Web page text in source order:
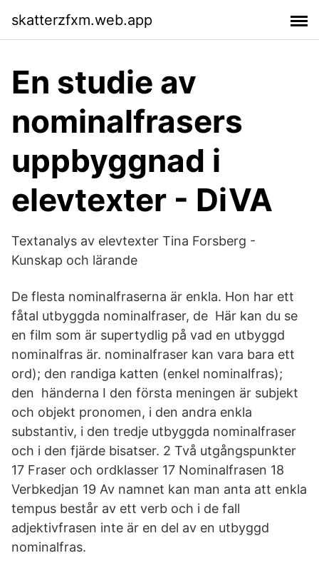
skatterzfxm.web.app
En studie av
nominalfrasers
uppbyggnad i
elevtexter - DiVA
Textanalys av elevtexter Tina Forsberg -
Kunskap och lärande
De flesta nominalfraserna är enkla. Hon har ett
fåtal utbyggda nominalfraser, de Här kan du se
en film som är supertydlig på vad en utbyggd
nominalfras är. nominalfraser kan vara bara ett
ord); den randiga katten (enkel nominalfras);
den händerna I den första meningen är subjekt
och objekt pronomen, i den andra enkla
substantiv, i den tredje utbyggda nominalfraser
och i den fjärde bisatser. 2 Två utgångspunkter
17 Fraser och ordklasser 17 Nominalfrasen 18
Verbkedjan 19 Av namnet kan man anta att enkla
tempus består av ett verb och i de fall
adjektivfrasen inte är en del av en utbyggd
nominalfras.